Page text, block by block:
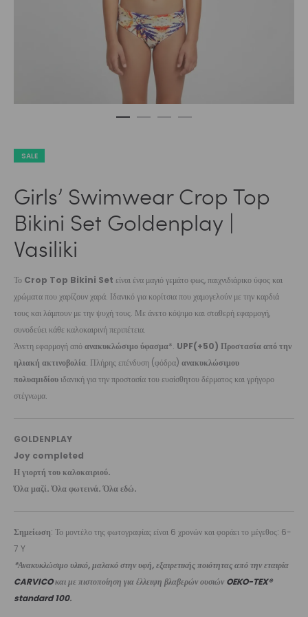
SALE
Girls’ Swimwear Crop Top
Bikini Set Goldenplay |
Vasiliki
Το Crop Top Bikini Set είναι ένα μαγιό γεμάτο φως, παιχνιδιάρικο ύφος και
χρώματα που χαρίζουν χαρά. Ιδανικό για κορίτσια που χαμογελούν με την καρδιά
τους και λάμπουν με την ψυχή τους. Με άνετο κόψιμο και σταθερή εφαρμογή,
συνοδεύει κάθε καλοκαιρινή περιπέτεια.
Άνετη εφαρμογή απόανακυκλώσιμο ύφασμα*. UPF(+50) Προστασία από την
ηλιακή ακτινοβολία. Πλήρης επένδυση (φόδρα) ανακυκλώσιμου
πολυαμιδίου ιδανική για την προστασία του ευαίσθητου δέρματος και γρήγορο
στέγνωμα.
GOLDENPLAY
Joy completed
Η γιορτή του καλοκαιριού.
Όλα μαζί. Όλα φωτεινά. Όλα εδώ.
Σημείωση: Το μοντέλο της φωτογραφίας είναι 6 χρονών και φοράει το μέγεθος: 6-
7 Y
*Ανακυκλώσιμο υλικό, μαλακό στην υφή, εξαιρετικής ποιότητας από την εταιρία
CARVICOκαι με πιστοποίηση για έλλειψη βλαβερών ουσιών OEKO-TEX®
standard 100.